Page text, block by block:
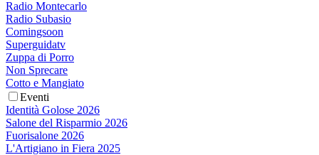
Radio Montecarlo
Radio Subasio
Comingsoon
Superguidatv
Zuppa di Porro
Non Sprecare
Cotto e Mangiato
Eventi
Identità Golose 2026
Salone del Risparmio 2026
Fuorisalone 2026
L'Artigiano in Fiera 2025